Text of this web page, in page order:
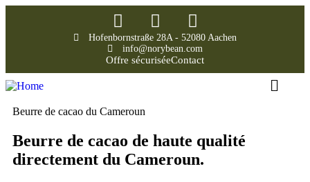
Hofenbornstraße 28A - 52080 Aachen
info@norybean.com
Offre sécuriséeContact
Beurre de cacao du Cameroun
Beurre de cacao de haute qualité
directement du Cameroun.